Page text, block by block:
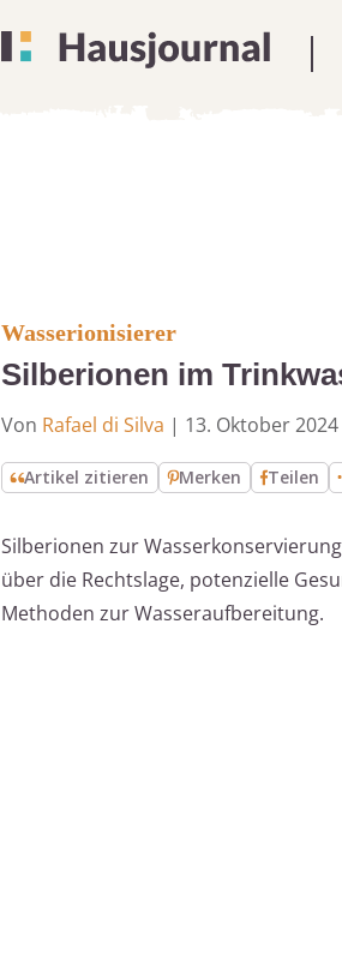
Wasserionisierer
Silberionen im
Von Rafael di Silva | 13. Oktober 2024
Artikel zitieren Merken Teilen
Silberionen zur
über die Rechtslage, potenzielle
Methoden zur Wasseraufbereitung.